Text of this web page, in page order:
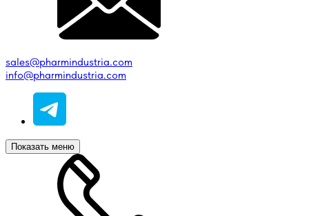
sales@pharmindustria.com
info@pharmindustria.com
Показать меню